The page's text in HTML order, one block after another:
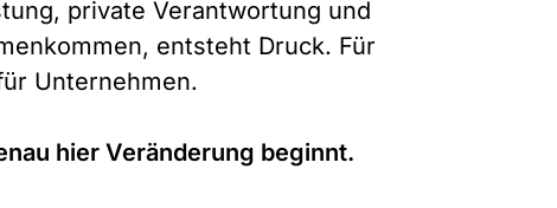
private Verantwortung und
entsteht Druck. Für
Unternehmen.
hier Veränderung beginnt.